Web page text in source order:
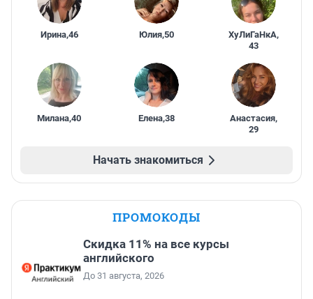
Ирина,46 Юлия,50 ХуЛиГаНкА,
43
Милана,40 Елена,38 Анастасия,
29
Начать знакомиться
ПРОМОКОДЫ
Скидка 11% на все курсы
английского
До 31 августа, 2026